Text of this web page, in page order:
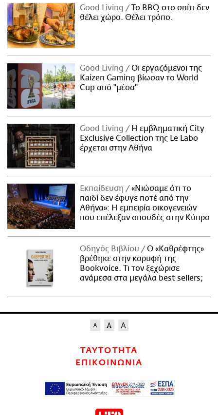
Good Living
Το BBQ στο σπίτι δεν
θέλει χώρο. Θέλει τρόπο.
Good Living
Οι εργαζόμενοι της
Kaizen Gaming βίωσαν το World
Cup από "μέσα"
Good Living
Η εμβληματική City
Exclusive Collection της Le Labo
έρχεται στην Αθήνα
Εκπαίδευση
«Νιώσαμε ότι το
παιδί δεν έφυγε ποτέ από την
Αθήνα»: Η εμπειρία οικογενειών
που επέλεξαν σπουδές στην Κύπρο
Οδηγός Βιβλίου
Ο «Καθρέφτης»
βρέθηκε στην κορυφή της
Bookvoice. Τι τον ξεχώρισε
ανάμεσα στα μεγάλα best sellers;
ΤΑΥΤΟΤΗΤΑ
ΕΠΙΚΟΙΝΩΝΙΑ